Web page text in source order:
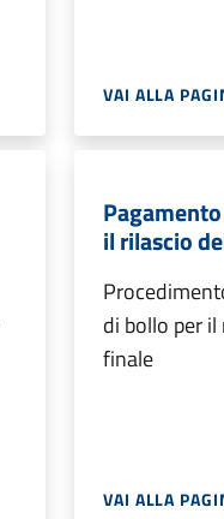
VAI ALLA
il rilascio
di bollo per
finale
VAI ALLA